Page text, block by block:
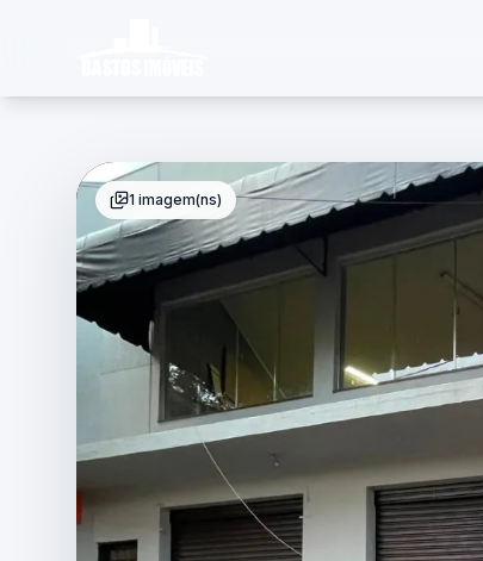
1 imagem(ns)